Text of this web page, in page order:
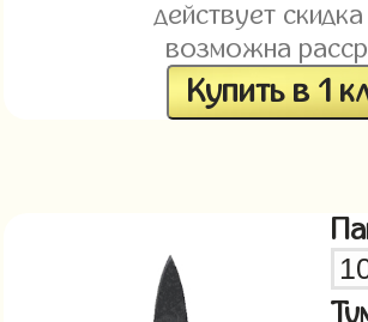
действует
возможна
Купить в 1